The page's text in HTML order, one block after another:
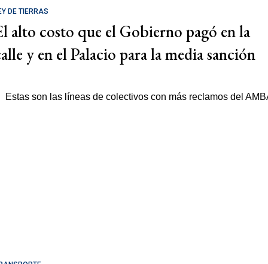
DE TIERRAS
alto costo que el Gobierno pagó en la
y en el Palacio para la media sanción